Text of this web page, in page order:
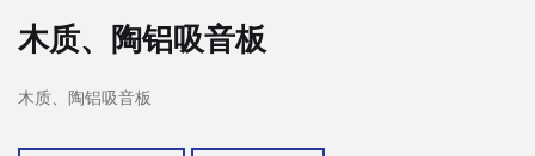
木质、陶铝吸音板
木质、陶铝吸音板